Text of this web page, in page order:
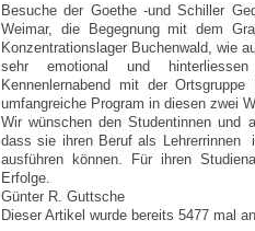
Besuche der Goethe -und Schiller
Weimar, die Begegnung mit dem
Konzentrationslager Buchenwald, wie
sehr emotional und
Kennenlernabend mit der
umfangreiche Program in diesen zwei
Wir wünschen den Studentinnen und
dass sie ihren Beruf als Lehrerrinnen
ausführen können. Für ihren
Erfolge.
Günter R. Guttsche
Dieser Artikel wurde bereits 5477 mal